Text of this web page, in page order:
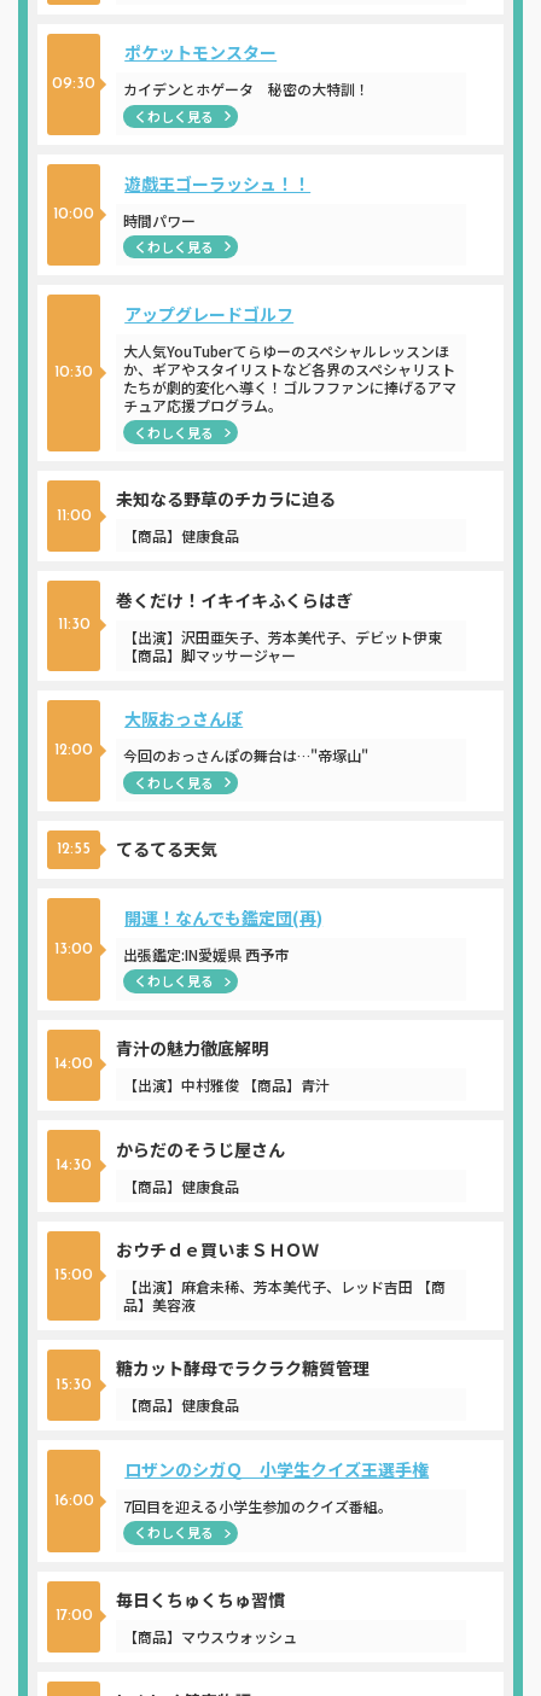
09:30
ポケットモンスター
カイデンとホゲータ 秘密の大特訓！
くわしく見る
10:00
遊戯王ゴーラッシュ！！
時間パワー
くわしく見る
10:30
アップグレードゴルフ
大人気YouTuberてらゆーのスペシャルレッスンほ
か、ギアやスタイリストなど各界のスペシャリスト
たちが劇的変化へ導く！ゴルフファンに捧げるアマ
チュア応援プログラム。
くわしく見る
11:00
未知なる野草のチカラに迫る
【商品】健康食品
11:30
巻くだけ！イキイキふくらはぎ
【出演】沢田亜矢子、芳本美代子、デビット伊東
【商品】脚マッサージャー
12:00
大阪おっさんぽ
今回のおっさんぽの舞台は…"帝塚山"
くわしく見る
12:55 てるてる天気
13:00
開運！なんでも鑑定団(再)
出張鑑定:IN愛媛県 西予市
くわしく見る
14:00
青汁の魅力徹底解明
【出演】中村雅俊 【商品】青汁
14:30
からだのそうじ屋さん
【商品】健康食品
15:00
おウチｄｅ買いまＳＨＯＷ
【出演】麻倉未稀、芳本美代子、レッド吉田 【商
品】美容液
15:30
糖カット酵母でラクラク糖質管理
【商品】健康食品
16:00
ロザンのシガＱ 小学生クイズ王選手権
7回目を迎える小学生参加のクイズ番組。
くわしく見る
17:00
毎日くちゅくちゅ習慣
【商品】マウスウォッシュ